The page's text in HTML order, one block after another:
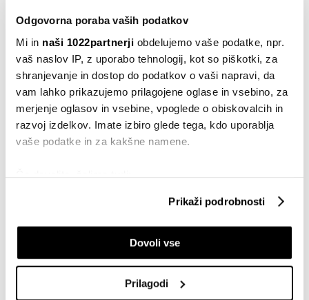
Odgovorna poraba vaših podatkov
Mi in naši 1022partnerji obdelujemo vaše podatke, npr.
vaš naslov IP, z uporabo tehnologij, kot so piškotki, za
shranjevanje in dostop do podatkov o vaši napravi, da
vam lahko prikazujemo prilagojene oglase in vsebino, za
merjenje oglasov in vsebine, vpoglede o obiskovalcih in
razvoj izdelkov. Imate izbiro glede tega, kdo uporablja
vaše podatke in za kakšne namene.
Če dovolite, želimo tudi:
Zbirati informacije o vaši geografski lokaciji, ki so
Identificirati napravo z aktivnim preverjanjem
lastnosti (odčitavanje prstnih odtisov)
Poglejte si še, kako se obdelujejo vaši osebni podatki in
nastavite svoje preference v
razdelku o podrobnostih
Prikaži podrobnosti
Dovoli vse
Prilagodi
nova priložnost za globalni kapital
10.03.2026
Surovine
Naftni trg: Trenja v OPEC+, trgovinska
vojna in iranski jedrski dogovor
29.04.2025
Surovine
Slovenija v varnostnem svetu OZN:
Vazal ZDA ali partner nerazvitih?
05.06.2023